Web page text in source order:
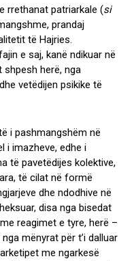
rrethanat patriarkale (si
prandaj
të Hajries.
e saj, kanë ndikuar në
shpesh herë, nga
vetëdijen psikike të
i pashmangshëm në
i imazheve, edhe i
të pavetëdijes kolektive,
të cilat në formë
dhe ndodhive në
disa nga bisedat
reagimet e tyre, herë –
mënyrat për t’i dalluar
me ngarkesë